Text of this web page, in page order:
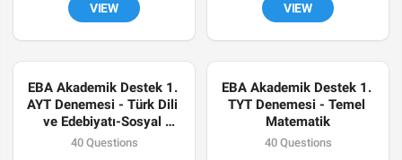
VIEW VIEW
EBA Akademik Destek 1.
AYT Denemesi - Türk Dili
ve Edebiyatı-Sosyal
Bilimler-1
40 Questions
EBA Akademik Destek 1.
TYT Denemesi - Temel
Matematik
40 Questions